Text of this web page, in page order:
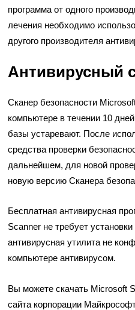
программа от одного
лечения необходимо
другого производителя
Антивирусный
Сканер безопасности
компьютере в течении 10
базы устаревают. После
средства проверки
дальнейшем, для новой
новую версию Сканера
Бесплатная антивирусная
Scanner не требует
антивирусная утилита не
компьютере антивирусом.
Вы можете скачать Microsoft
сайта корпорации